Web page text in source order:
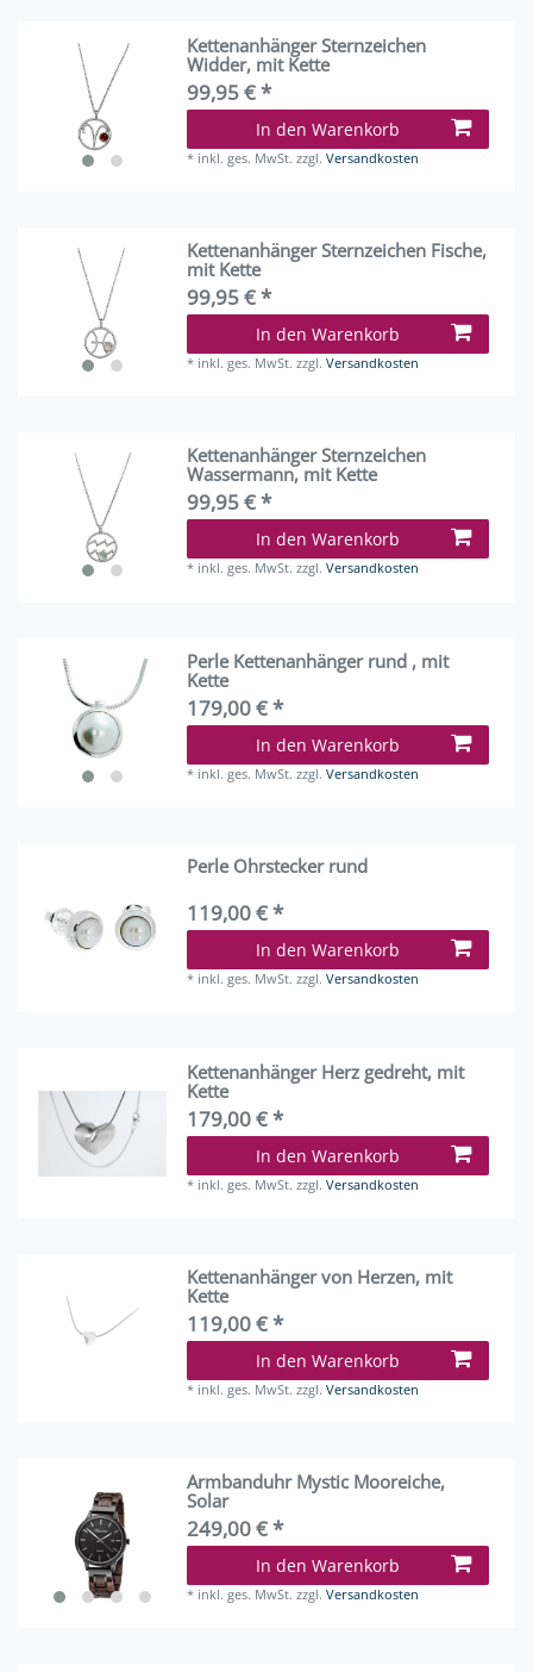
Kettenanhänger Sternzeichen
Widder, mit Kette
99,95 € *
In den Warenkorb
* inkl. ges. MwSt. zzgl.Versandkosten
Kettenanhänger Sternzeichen Fische,
mit Kette
99,95 € *
In den Warenkorb
* inkl. ges. MwSt. zzgl.Versandkosten
Kettenanhänger Sternzeichen
Wassermann, mit Kette
99,95 € *
In den Warenkorb
* inkl. ges. MwSt. zzgl.Versandkosten
Perle Kettenanhänger rund , mit
Kette
179,00 € *
In den Warenkorb
* inkl. ges. MwSt. zzgl.Versandkosten
Perle Ohrstecker rund
119,00 € *
In den Warenkorb
* inkl. ges. MwSt. zzgl.Versandkosten
Kettenanhänger Herz gedreht, mit
Kette
179,00 € *
In den Warenkorb
* inkl. ges. MwSt. zzgl.Versandkosten
Kettenanhänger von Herzen, mit
Kette
119,00 € *
In den Warenkorb
* inkl. ges. MwSt. zzgl.Versandkosten
Armbanduhr Mystic Mooreiche,
Solar
249,00 € *
In den Warenkorb
* inkl. ges. MwSt. zzgl.Versandkosten